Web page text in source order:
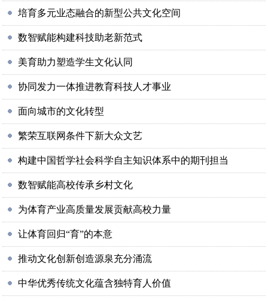
培育多元业态融合的新型公共文化空间
数智赋能构建科技助老新范式
美育助力塑造学生文化认同
协同发力一体推进教育科技人才事业
面向城市的文化转型
繁荣互联网条件下新大众文艺
构建中国哲学社会科学自主知识体系中的期刊担当
数智赋能高校传承乡村文化
为体育产业高质量发展贡献高校力量
让体育回归“育”的本意
推动文化创新创造源泉充分涌流
中华优秀传统文化蕴含独特育人价值